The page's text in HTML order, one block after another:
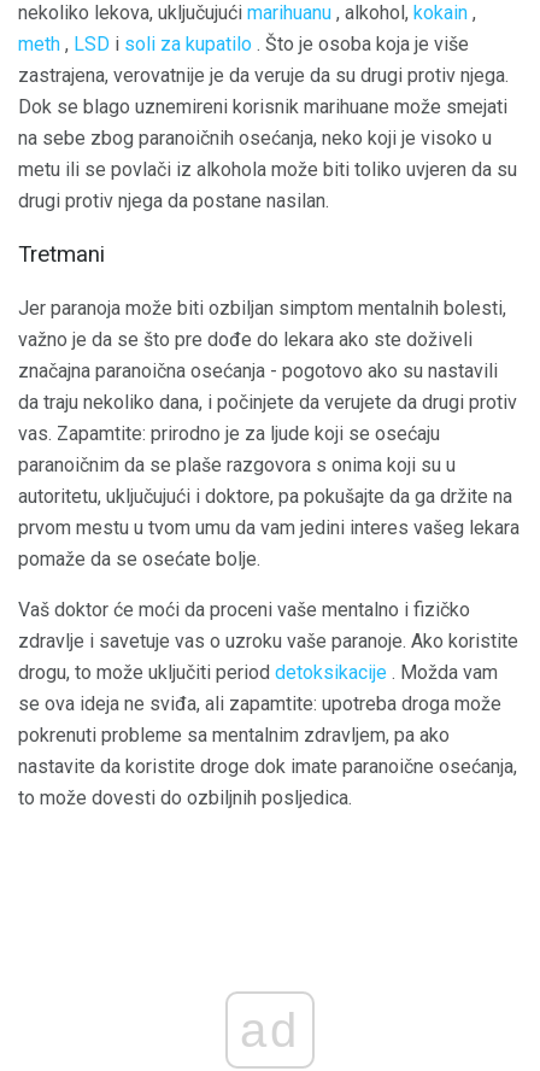
nekoliko lekova, uključujući marihuanu , alkohol, kokain ,
meth , LSD i soli za kupatilo . Što je osoba koja je više
zastrajena, verovatnije je da veruje da su drugi protiv njega.
Dok se blago uznemireni korisnik marihuane može smejati
na sebe zbog paranoičnih osećanja, neko koji je visoko u
metu ili se povlači iz alkohola može biti toliko uvjeren da su
drugi protiv njega da postane nasilan.
Tretmani
Jer paranoja može biti ozbiljan simptom mentalnih bolesti,
važno je da se što pre dođe do lekara ako ste doživeli
značajna paranoična osećanja - pogotovo ako su nastavili
da traju nekoliko dana, i počinjete da verujete da drugi protiv
vas. Zapamtite: prirodno je za ljude koji se osećaju
paranoičnim da se plaše razgovora s onima koji su u
autoritetu, uključujući i doktore, pa pokušajte da ga držite na
prvom mestu u tvom umu da vam jedini interes vašeg lekara
pomaže da se osećate bolje.
Vaš doktor će moći da proceni vaše mentalno i fizičko
zdravlje i savetuje vas o uzroku vaše paranoje. Ako koristite
drogu, to može uključiti period detoksikacije . Možda vam
se ova ideja ne sviđa, ali zapamtite: upotreba droga može
pokrenuti probleme sa mentalnim zdravljem, pa ako
nastavite da koristite droge dok imate paranoične osećanja,
to može dovesti do ozbiljnih posljedica.
ad